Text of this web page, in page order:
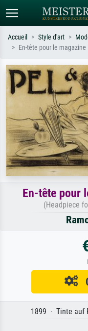
Recherchez par artiste, titre
ex. Monet, Nuit étoilée,
impressionnisme, vague de
nu.
Accueil Style d'art
En-tête pour le magazine
En-tête pour
(Headpiece
1899 · Tinte auf